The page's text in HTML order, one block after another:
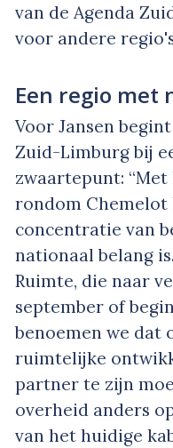
van de Agenda
voor andere
Een regio met
Voor Jansen
Zuid-Limburg bij
zwaartepunt:
rondom Chemelot
concentratie van
nationaal belang
Ruimte, die naar
september of
benoemen we dat
ruimtelijke
partner te zijn
overheid anders
van het huidige